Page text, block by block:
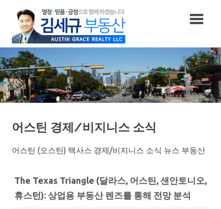
content
어스틴 경제/비지니스 소식
어스틴 (오스틴) 텍사스 경제/비지니스 소식 뉴스 부동산
The Texas Triangle (달라스, 어스틴, 샌안토니오,
휴스턴): 상업용 부동산 렌즈를 통해 전망 분석